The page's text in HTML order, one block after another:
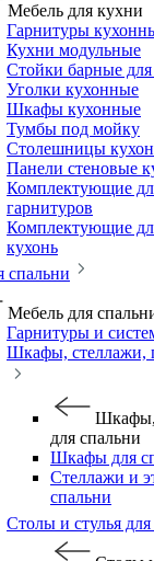
Мебель для кухни
Гарнитуры
Кухни модульные
Стойки барные
Уголки кухонные
Шкафы кухонные
Тумбы под мойку
Столешницы
Панели стеновые
Комплектующие
гарнитуров
Комплектующие
кухонь
спальни
Мебель для
Гарнитуры и
Шкафы, стеллажи,
Шкафы,
для спальни
Шкафы для
Стеллажи и
спальни
Столы и стулья